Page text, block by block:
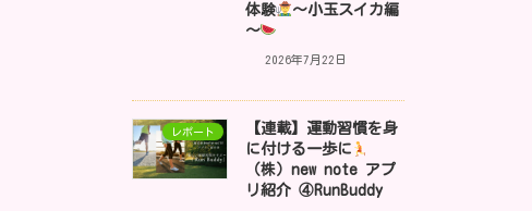
体験
～小玉スイカ編
～
2026年7月22日
レポート
【連載】運動習慣を身
に付ける一歩に
（株）new note アプ
リ紹介 ④RunBuddy